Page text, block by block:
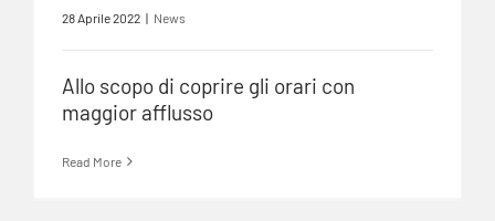
28 Aprile 2022 | News
Allo scopo di coprire gli orari con
maggior afflusso
Read More